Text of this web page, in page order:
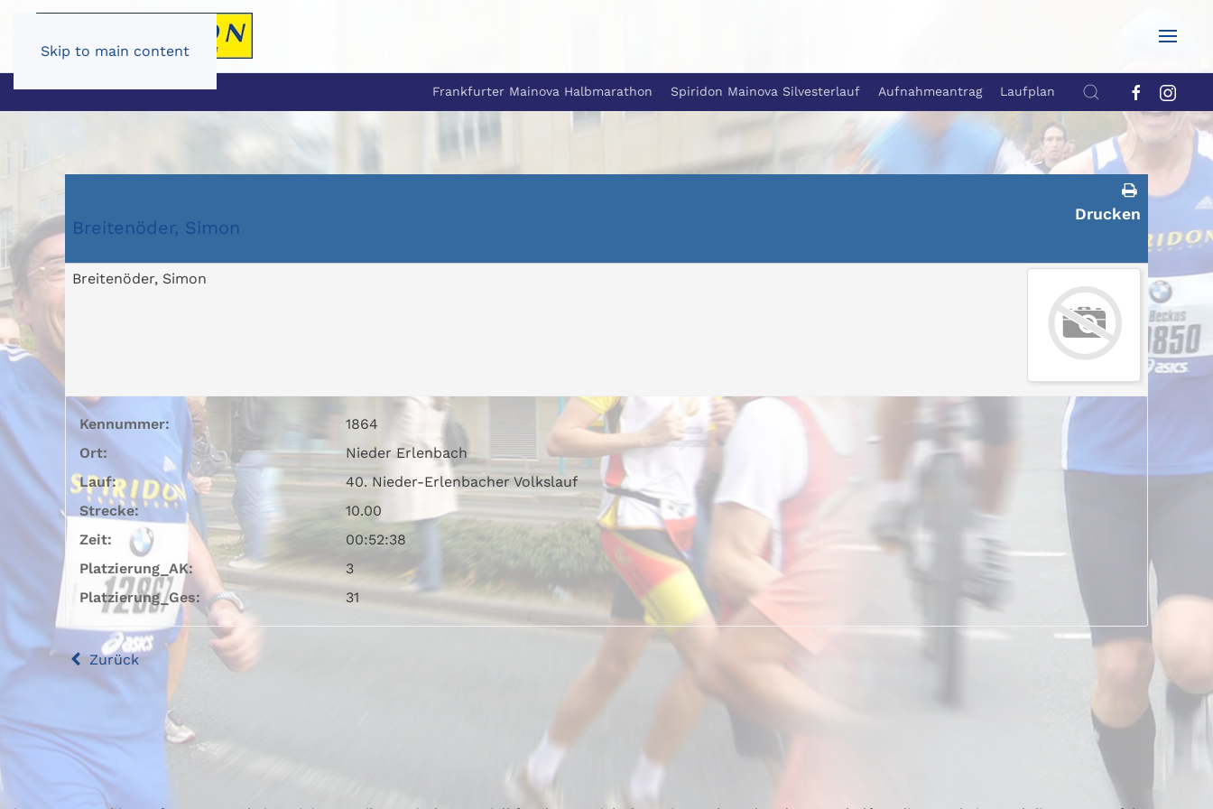
Skip to main content
Frankfurter Mainova Halbmarathon Spiridon Mainova Silvesterlauf Aufnahmeantrag Laufplan
Drucken
Breitenöder, Simon
Breitenöder, Simon
Kennummer:
1864
Ort:
Nieder Erlenbach
Lauf:
40. Nieder-Erlenbacher Volkslauf
Strecke:
10.00
Zeit:
00:52:38
Platzierung_AK:
3
Platzierung_Ges:
31
Zurück